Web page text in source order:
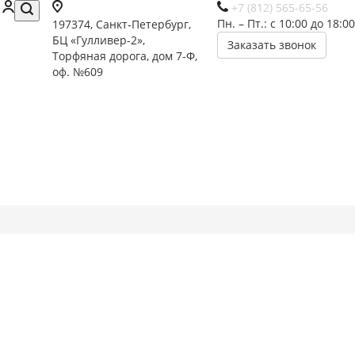
+7 (812) 565-65-56
Пн. – Пт.: с 10:00 до 18:00
Заказать звонок
197374, Санкт-Петербург,
БЦ «Гулливер-2»,
Торфяная дорога, дом 7-Ф,
оф. №609